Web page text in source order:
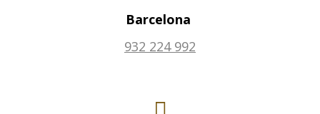
Barcelona
932 224 992